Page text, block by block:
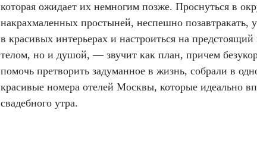
которая ожидает их немногим позже. Проснуться в
накрахмаленных простыней, неспешно позавтракать,
в красивых интерьерах и настроиться на предстоящий
телом, но и душой, — звучит как план, причем
помочь претворить задуманное в жизнь, собрали в
красивые номера отелей Москвы, которые идеально
свадебного утра.